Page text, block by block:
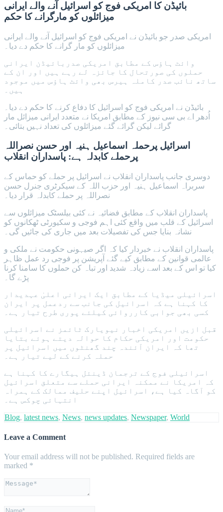
بائیڈن کا امریکی فوج کو اسرائیل آنے والے ایرانی
میزائلوں کو مارگرانے کا حکم
امریکی صدر جو بائیڈن نے امریکی فوج کو اسرائیل آنے والے ایرانی
میزائلوں کو مار گرانے کا حکم دے دیا۔
وائٹ ہاؤس کے مطابق امریکی صدربائیڈن ایرانی
حملوں کی صورتحال کا جائزہ لے رہے ہیں اور ان کے
ساتھ نائب صدر کاملہ ہیرس بھی وائٹ ہاؤس میں موجود
ہیں۔
بائیڈن نے امریکی فوج کو اسرائیل کا دفاع کرنے کا حکم دے دیا۔
اُدھر اے بی سی نیوز کے مطابق امریکا نے متعدد ایرانی میزائل مار
گرائے لیکن گرائے گئے میزائلوں کی تعداد نہیں بتائی۔
اسرائیل پرحملہ اسماعیل ہنیہ اور حسن نصراللہ
پرحملے کابدلہ ہے: پاسداران انقلاب
دوسری جانب پاسداران انقلاب نے اسرائیل پر حملے کو حماس کے
سربراہ اسماعیل ہنیہ اور حزب اللہ کے سیکرٹری جنرل حسن
نصراللہ پر حملے کابدلہ قرار دیا۔
پاسداران انقلاب کے مطابق فضائیہ نے کئی بیلسٹک میزائلوں سے
اسرائیل کے قلب میں واقع کئی اہم فوجی و سکیورٹی ٹھکانوں کو
نشانہ بنایا جس کی تفصیلات بعد میں جاری کی جائيں گی۔
پاسداران انقلاب نے خبردار کیا کہ اگر صیہونی حکومت نے ملکی و
عالمی قوانین کے مطابق کیے گئے آپریشن پر فوجی رد عمل ظاہر
کیا تو اس کے بعد اسے زيادہ شدید اور تباہ کن حملوں کا سامنا کرنا
پڑے گا۔
اسرائیلی میڈیا کے مطابق ایک ایرانی اعلیٰ عہدیدار
کا کہنا ہے کہ اسرائیل کی جانب سے ردعمل پر ایران
کسی بھی جوابی کارروائی کیلئے پوری طرح تیار ہے۔
قبل ازیں امریکی اخبار نیویارک ٹائمز نے اسرائیلی
حکومت اور امریکی حکام کا حوالہ دیتے ہوئے بتایا
تھا کہ ایران آئندہ چند گھنٹوں میں اسرائیل پر
حملہ کرنے کے لیے تیار ہے۔
اسرائیلی فوج کے ترجمان ڈینئل ہیگارے کا کہنا ہے
کہ امریکا نے ممکنہ ایرانی حملے سے متعلق اسرائیل
کو آگاہ کیا ہے، اسرائیل اپنے حلیف ممالک کے ہمراہ
انتہائی چوکس ہے۔
Blog, latest news, News, news updates, Newspaper, World
Leave a Comment
Your email address will not be published. Required fields are
marked *